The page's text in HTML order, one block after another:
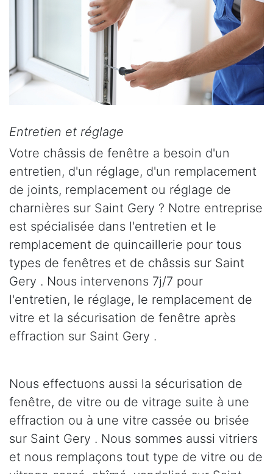
Entretien et réglage
Votre châssis de fenêtre a besoin d'un
entretien, d'un réglage, d'un remplacement
de joints, remplacement ou réglage de
charnières sur Saint Gery ? Notre entreprise
est spécialisée dans l'entretien et le
remplacement de quincaillerie pour tous
types de fenêtres et de châssis sur Saint
Gery . Nous intervenons 7j/7 pour
l'entretien, le réglage, le remplacement de
vitre et la sécurisation de fenêtre après
effraction sur Saint Gery .
Nous effectuons aussi la sécurisation de
fenêtre, de vitre ou de vitrage suite à une
effraction ou à une vitre cassée ou brisée
sur Saint Gery . Nous sommes aussi vitriers
et nous remplaçons tout type de vitre ou de